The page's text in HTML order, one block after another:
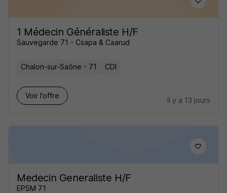
1 Médecin Généraliste H/F
Sauvegarde 71 - Csapa & Caarud
Chalon-sur-Saône - 71 CDI
Voir l’offre
il y a 13 jours
Medecin Generaliste H/F
EPSM 71